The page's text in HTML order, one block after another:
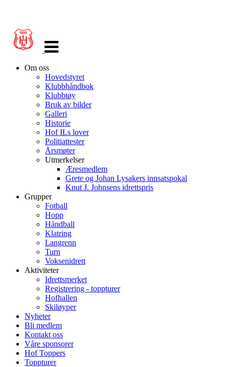
navigasjon
Om oss
Hovedstyret
Klubbhåndbok
Klubbtøy
Bruk av bilder
Galleri
Historie
Hof ILs lover
Politiattester
Årsmøter
Utmerkelser
Æresmedlem
Grete og Johan Lysakers innsatspokal
Knut J. Johnsens idrettspris
Grupper
Fotball
Hopp
Håndball
Klatring
Langrenn
Turn
Voksenidrett
Aktiviteter
Idrettsmerket
Registrering - toppturer
Hofhallen
Skiløyper
Nyheter
Bli medlem
Kontakt oss
Våre sponsorer
Hof Toppers
Toppturer